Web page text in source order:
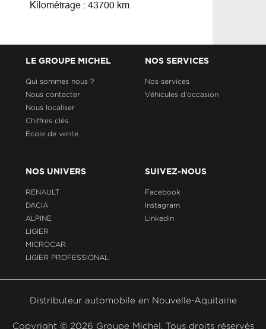
Kilométrage : 43700 km
LE GROUPE MICHEL
Qui sommes nous ?
Nous contacter
Nous localiser
Chiffres clés
École de vente
NOS SERVICES
Nos services
Véhicules d'occasion
NOS UNIVERS
RENAULT
DACIA
ALPINE
LIGIER
MICROCAR
LIGIER PROFESSIONAL
SUIVEZ-NOUS
Facebook
Instagram
Linkedin
Distributeur automobile en Nouvelle-Aquitaine
Copyright © 2026 Groupe Michel. Tous droits réservés